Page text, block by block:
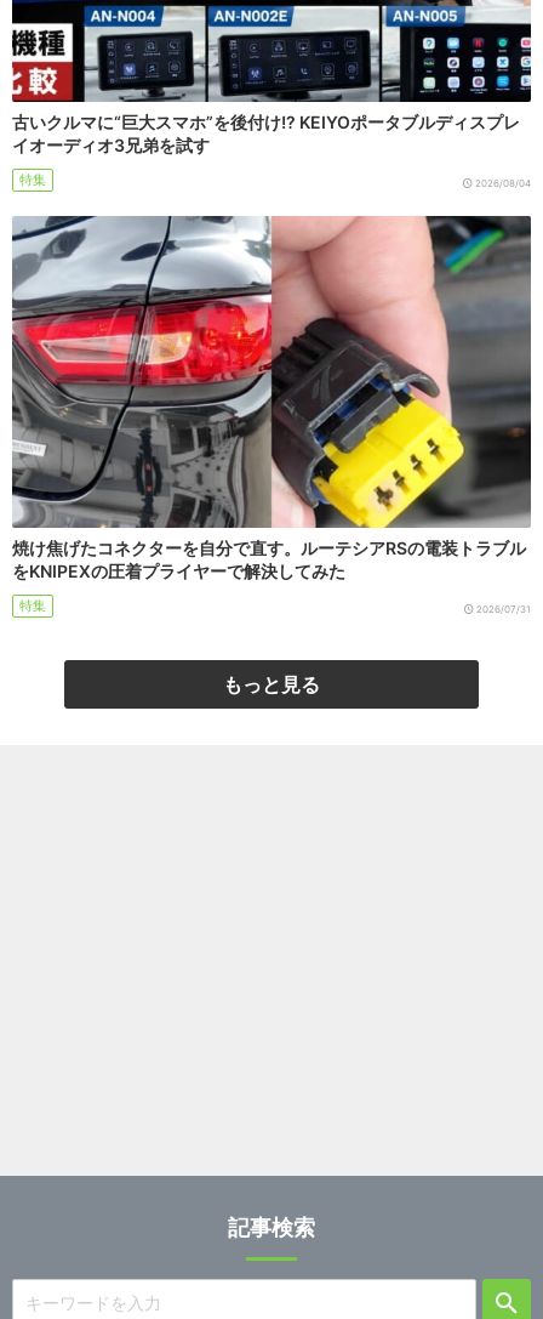
古いクルマに“巨大スマホ”を後付け!? KEIYOポータブルディスプレ
イオーディオ3兄弟を試す
特集 2026/08/04
焼け焦げたコネクターを自分で直す。ルーテシアRSの電装トラブル
をKNIPEXの圧着プライヤーで解決してみた
特集 2026/07/31
もっと見る
記事検索